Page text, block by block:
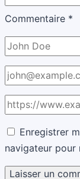
Commentaire *
Enregistrer
navigateur pour